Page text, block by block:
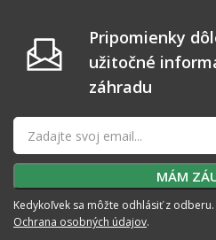
Pripomienky
užitočné
záhradu
Kedykoľvek sa môžte odhlásiť z
Ochrana osobných údajov.